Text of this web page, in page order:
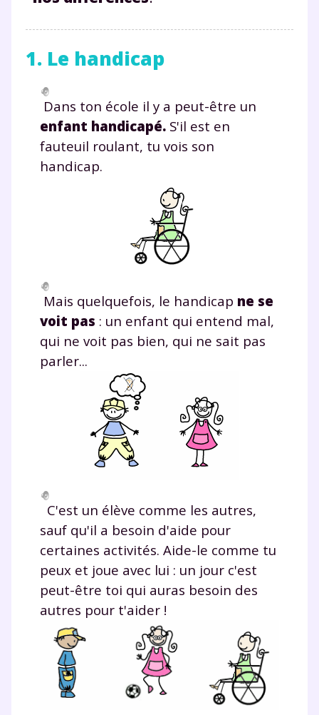
1. Le handicap
Dans ton école il y a peut-être un
enfant handicapé. S'il est en
fauteuil roulant, tu vois son
handicap.
Mais quelquefois, le handicap ne se
voit pas : un enfant qui entend mal,
qui ne voit pas bien, qui ne sait pas
parler...
C'est un élève comme les autres,
sauf qu'il a besoin d'aide pour
certaines activités. Aide-le comme tu
peux et joue avec lui : un jour c'est
peut-être toi qui auras besoin des
autres pour t'aider !